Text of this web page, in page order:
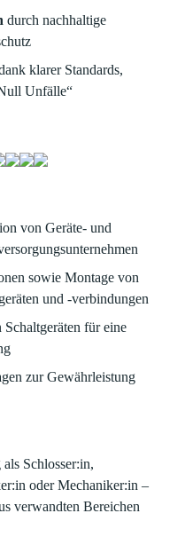
durch nachhaltige
klarer Standards,
Unfälle“
von Geräte- und
sowie Montage von
und -verbindungen
für eine
zur Gewährleistung
Schlosser:in,
oder Mechaniker:in –
verwandten Bereichen